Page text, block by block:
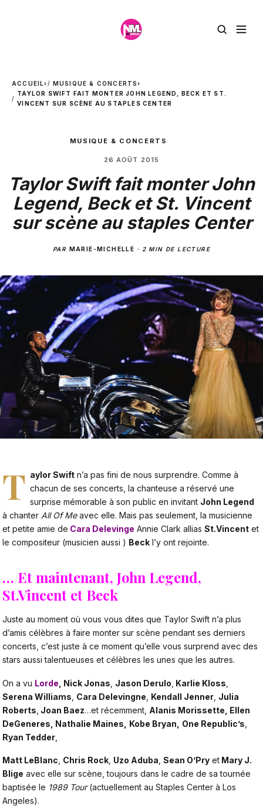
ACCUEIL› MUSIQUE & CONCERTS›
TAYLOR SWIFT FAIT MONTER JOHN LEGEND, BECK ET ST.
VINCENT SUR SCÈNE AU STAPLES CENTER
MUSIQUE & CONCERTS
26 AOÛT 2015
Taylor Swift fait monter John
Legend, Beck et St. Vincent
sur scène au staples Center
PAR MARIE-MICHELLE · 2 MIN DE LECTURE
T aylor Swift n’a pas fini de nous surprendre. Comme à
chacun de ses concerts, la chanteuse a réservé une
surprise mémorable à son public en invitant John Legend
à chanter All Of Meavec elle. Mais pas seulement, la musicienne
et petite amie de Cara Delevinge Annie Clark allias St.Vincent et
le compositeur (musicien aussi ) Beck l’y ont rejointe.
… Et maintenant, John Legend,
St.Vincent et Beck
Juste au moment où vous vous dites que Taylor Swift n’a plus
d’amis célèbres à faire monter sur scène pendant ses derniers
concerts, c’est juste à ce moment qu’elle vous surprend avec des
stars aussi talentueuses et célèbres les unes que les autres.
On a vu Lorde , Nick Jonas Jason Derulo Karlie Kloss
Serena Williams Cara Delevingne Kendall Jenner Julia
Roberts Joan Baez…et récemment, Alanis Morissette, Ellen
DeGeneres, Nathalie Maines,
Kobe Bryan, One Republic’s
Ryan Tedder
Matt LeBlanc Chris Rock Uzo Aduba Sean O’Pry et Mary J.
Blige avec elle sur scène, toujours dans le cadre de sa tournée
baptisée le 1989 Tour(actuellement au Staples Center à Los
Angeles).